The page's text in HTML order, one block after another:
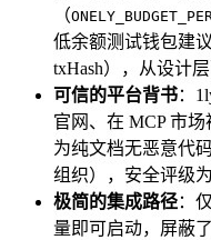
（
低余额测试钱包建
txHash），从设计
可信的平台背书：
官网、在 MCP 市
为纯文档无恶意代
组织），安全评级为
极简的集成路径：
量即可启动，屏蔽